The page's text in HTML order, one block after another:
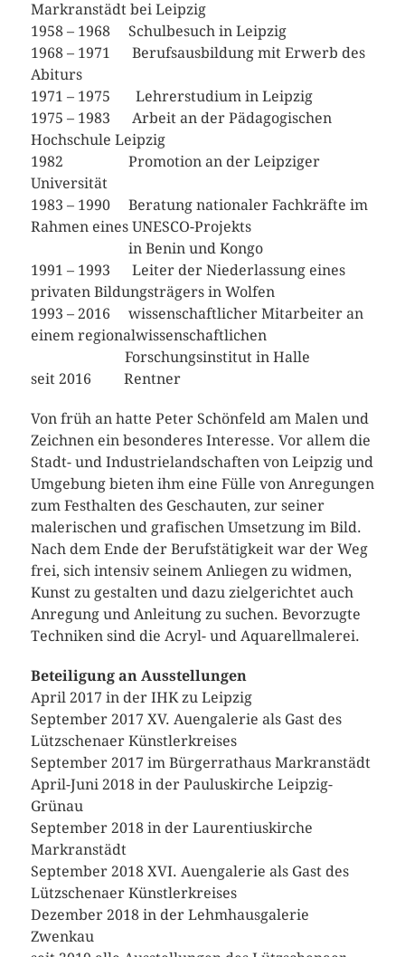
Markranstädt bei Leipzig
1958 – 1968 Schulbesuch in Leipzig
1968 – 1971 Berufsausbildung mit Erwerb des
Abiturs
1971 – 1975 Lehrerstudium in Leipzig
1975 – 1983 Arbeit an der Pädagogischen
Hochschule Leipzig
1982 Promotion an der Leipziger
Universität
1983 – 1990 Beratung nationaler Fachkräfte im
Rahmen eines UNESCO-Projekts
in Benin und Kongo
1991 – 1993 Leiter der Niederlassung eines
privaten Bildungsträgers in Wolfen
1993 – 2016 wissenschaftlicher Mitarbeiter an
einem regionalwissenschaftlichen
Forschungsinstitut in Halle
seit 2016 Rentner
Von früh an hatte Peter Schönfeld am Malen und
Zeichnen ein besonderes Interesse. Vor allem die
Stadt- und Industrielandschaften von Leipzig und
Umgebung bieten ihm eine Fülle von Anregungen
zum Festhalten des Geschauten, zur seiner
malerischen und grafischen Umsetzung im Bild.
Nach dem Ende der Berufstätigkeit war der Weg
frei, sich intensiv seinem Anliegen zu widmen,
Kunst zu gestalten und dazu zielgerichtet auch
Anregung und Anleitung zu suchen. Bevorzugte
Techniken sind die Acryl- und Aquarellmalerei.
Beteiligung an Ausstellungen
April 2017 in der IHK zu Leipzig
September 2017 XV. Auengalerie als Gast des
Lützschenaer Künstlerkreises
September 2017 im Bürgerrathaus Markranstädt
April-Juni 2018 in der Pauluskirche Leipzig-
Grünau
September 2018 in der Laurentiuskirche
Markranstädt
September 2018 XVI. Auengalerie als Gast des
Lützschenaer Künstlerkreises
Dezember 2018 in der Lehmhausgalerie
Zwenkau